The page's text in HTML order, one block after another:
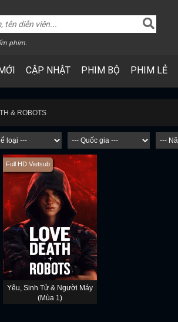
phim.
CẬP NHẬT PHIM BỘ PHIM LẺ
& ROBOTS
Full HD Vietsub
Yêu, Sinh Tử & Người Máy
(Mùa 1)